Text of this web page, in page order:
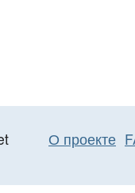
О проекте